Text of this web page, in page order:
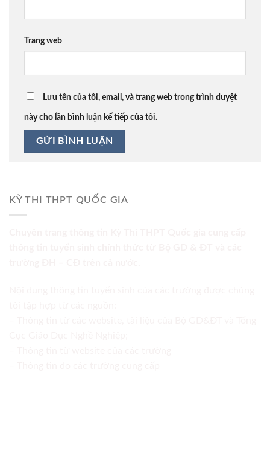
Trang web
Lưu tên của tôi, email, và trang web trong trình duyệt
này cho lần bình luận kế tiếp của tôi.
KỲ THI THPT QUỐC GIA